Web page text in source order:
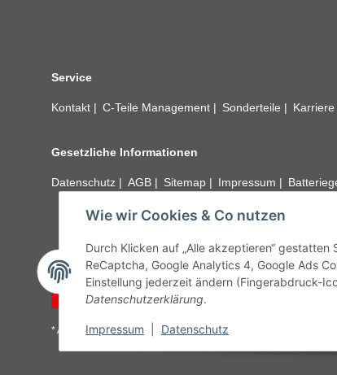
Wie wir Cookies & Co nutzen
Durch Klicken auf „Alle akzeptieren“
ReCaptcha, Google Analytics 4, Google Ads
Einstellung jederzeit ändern (Fingerabdruck-
Datenschutzerklärung.
Impressum Datenschutz
Service
Kontakt C-Teile Management Sonderteile Karriere
Gesetzliche Informationen
Datenschutz AGB Sitemap Impressum
unseren
Vertrag widerrufen
* Alle Preise inkl. gesetzlicher USt., zzgl.